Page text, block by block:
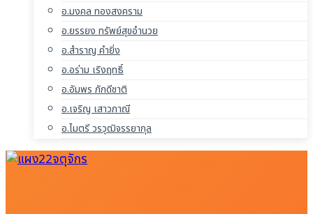
อ.มงคล ทองสงคราม
อ.ยรรยง ทรัพย์สุขอำนวย
อ.สำราญ คำยิ่ง
อ.อร่าม เริงฤทธิ์
อ.อัมพร ภักดีชาติ
อ.เจริญ เสาวภาณี
อ.ไมตรี วรวุฒิจรรยากุล